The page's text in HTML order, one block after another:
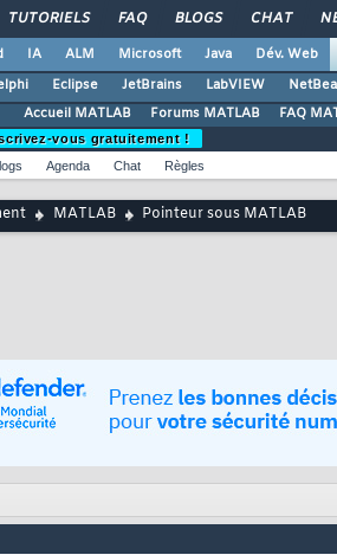
TUTORIELS FAQ BLOGS CHAT
IA ALM Microsoft Java Dév. Web
Eclipse JetBrains LabVIEW
Accueil MATLAB
Forums MATLAB FAQ
vous gratuitement !
Agenda Chat Règles
MATLAB Pointeur sous MATLAB